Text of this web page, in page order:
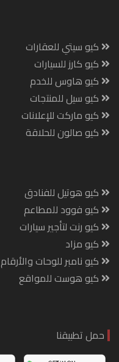
كيو سيتي للعقارات
كيو كارز للسيارات
كيو هاوس للخدم
كيو سيل للمنتجات
كيو ماركت للإعلانات
كيو صالون للحلاقة
كيو هوتيل للفنادق
كيو فوود للمطاعم
كيو رنت لتأجير سيارات
كيو مزاد
كيو نامبر للوحات والأرقام
كيو هوست للمواقع
حمل تطبيقنا